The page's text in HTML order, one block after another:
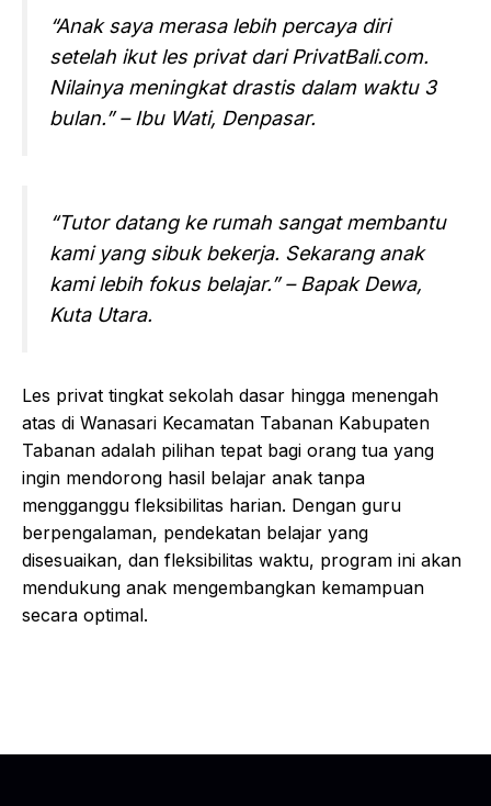
“Anak saya merasa lebih percaya diri
setelah ikut les privat dari PrivatBali.com.
Nilainya meningkat drastis dalam waktu 3
bulan.”– Ibu Wati, Denpasar.
“Tutor datang ke rumah sangat membantu
kami yang sibuk bekerja. Sekarang anak
kami lebih fokus belajar.”– Bapak Dewa,
Kuta Utara.
Les privat tingkat sekolah dasar hingga menengah
atas di Wanasari Kecamatan Tabanan Kabupaten
Tabanan adalah pilihan tepat bagi orang tua yang
ingin mendorong hasil belajar anak tanpa
mengganggu fleksibilitas harian. Dengan guru
berpengalaman, pendekatan belajar yang
disesuaikan, dan fleksibilitas waktu, program ini akan
mendukung anak mengembangkan kemampuan
secara optimal.